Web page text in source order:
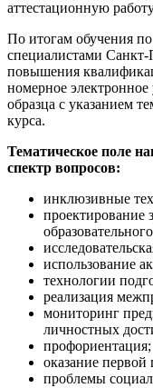
аттестационную
По итогам обучения
специалистами
повышения
номерное электронное
образца с указанием
курса.
Тематическое поле
спектр вопросов:
инклюзивные
проектирование
использование
технологии
реализация
мониторинг
личностных
профориентация;
оказание
проблемы